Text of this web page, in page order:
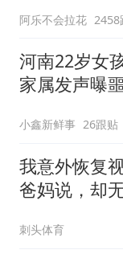
阿乐不会拉花 2458
河南22岁女
家属发声曝
小鑫新鲜事 26跟贴
我意外恢复
爸妈说，却
刺头体育